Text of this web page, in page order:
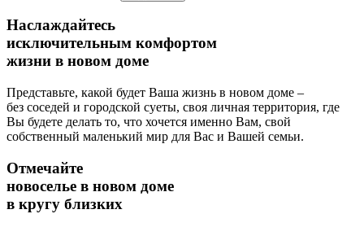
Наслаждайтесь
исключительным комфортом
жизни в новом доме
Представьте, какой будет Ваша жизнь в новом доме –
без соседей и городской суеты, своя личная территория, где
Вы будете делать то, что хочется именно Вам, свой
собственный маленький мир для Вас и Вашей семьи.
Отмечайте
новоселье в новом доме
в кругу близких